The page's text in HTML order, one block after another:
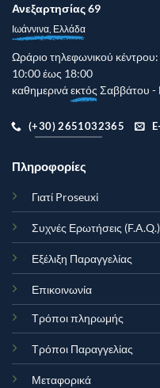
Ανεξαρτησίας 69
Ιωάννινα, Ελλάδα
Ωράριο τηλεφωνικού κέντρου:
10:00 έως 18:00
καθημερινάεκτός Σαββάτου -
(+30) 2651032365
Πληροφορίες
Γιατί Proseuxi
Συχνές Ερωτήσεις (F.A.Q.)
Εξέλιξη Παραγγελίας
Επικοινωνία
Τρόποι πληρωμής
Τρόποι Παραγγελίας
Μεταφορικά